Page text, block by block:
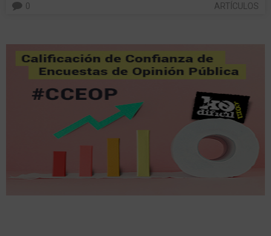
ARTÍCULOS
0